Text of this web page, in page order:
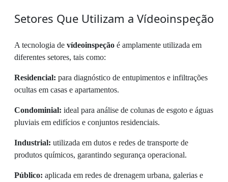
Setores Que Utilizam a Vídeoinspeção
A tecnologia de vídeoinspeção é amplamente utilizada em
diferentes setores, tais como:
Residencial: para diagnóstico de entupimentos e infiltrações
ocultas em casas e apartamentos.
Condominial: ideal para análise de colunas de esgoto e águas
pluviais em edifícios e conjuntos residenciais.
Industrial: utilizada em dutos e redes de transporte de
produtos químicos, garantindo segurança operacional.
Público: aplicada em redes de drenagem urbana, galerias e